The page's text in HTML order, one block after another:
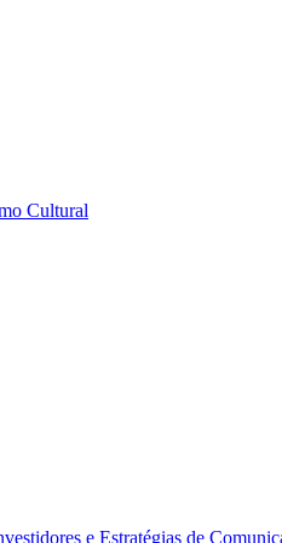
Cultural
e Estratégias de